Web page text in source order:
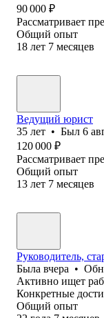
90 000 ₽
Рассматривает
Общий опыт
18 лет 7 месяцев
Ведущий юрист
35 лет • Был 6
120 000 ₽
Рассматривает
Общий опыт
13 лет 7 месяцев
Руководитель,
Была вчера •
Активно ищет
Конкретные
Общий опыт